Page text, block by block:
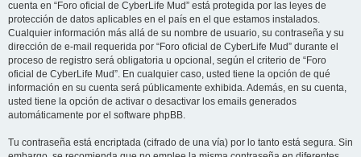
cuenta en “Foro oficial de CyberLife Mud” está protegida por las leyes de
protección de datos aplicables en el país en el que estamos instalados.
Cualquier información más allá de su nombre de usuario, su contraseña y su
dirección de e-mail requerida por “Foro oficial de CyberLife Mud” durante el
proceso de registro será obligatoria u opcional, según el criterio de “Foro
oficial de CyberLife Mud”. En cualquier caso, usted tiene la opción de qué
información en su cuenta será públicamente exhibida. Además, en su cuenta,
usted tiene la opción de activar o desactivar los emails generados
automáticamente por el software phpBB.
Tu contraseña está encriptada (cifrado de una vía) por lo tanto está segura. Sin